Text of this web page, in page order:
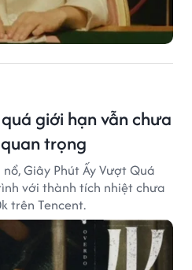
giới hạn vẫn chưa
trọng
Giây Phút Ấy Vượt Quá
với thành tích nhiệt chưa
trên Tencent.